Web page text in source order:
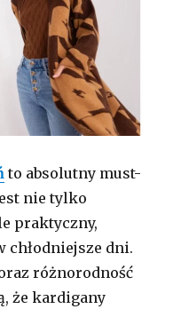
to absolutny must-
nie tylko
praktyczny,
chłodniejsze dni.
różnorodność
że kardigany